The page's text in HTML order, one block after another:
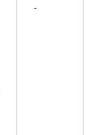
-